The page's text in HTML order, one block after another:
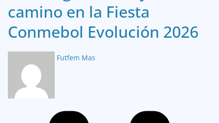
camino en la Fiesta
Conmebol Evolución 2026
Futfem Mas